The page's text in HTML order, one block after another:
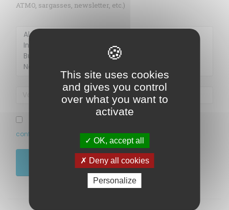
ATMO, sargasses, newsletter, etc.)
confidentialité de ce site
JE M'ABONNE
Membre de Agréé par
Accueil
Comprendre
This site uses cookies
and gives you control
over what you want to
activate
OK, accept all
Deny all cookies
Personalize